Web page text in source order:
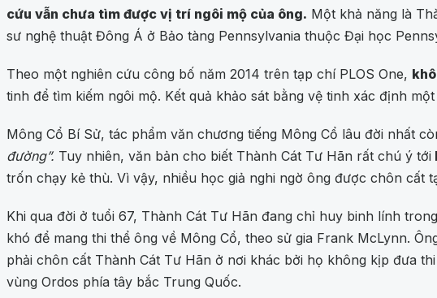
cứu vẫn chưa tìm được vị trí ngôi mộ của ông. Một khả năng là
sư nghệ thuật Đông Á ở Bảo tàng Pennsylvania thuộc Đại học
Theo một nghiên cứu công bố năm 2014 trên tạp chí PLOS One,
tinh để tìm kiếm ngôi mộ. Kết quả khảo sát bằng vệ tinh xác định
Mông Cổ Bí Sử, tác phẩm văn chương tiếng Mông Cổ lâu đời nhất
đường”. Tuy nhiên, văn bản cho biết Thành Cát Tư Hãn rất chú ý tới
trốn chạy kẻ thù. Vì vậy, nhiều học giả nghi ngờ ông được chôn cất
Khi qua đời ở tuổi 67, Thành Cát Tư Hãn đang chỉ huy binh lính
khó để mang thi thể ông về Mông Cổ, theo sử gia Frank McLynn.
phải chôn cất Thành Cát Tư Hãn ở nơi khác bởi họ không kịp đưa
vùng Ordos phía tây bắc Trung Quốc.